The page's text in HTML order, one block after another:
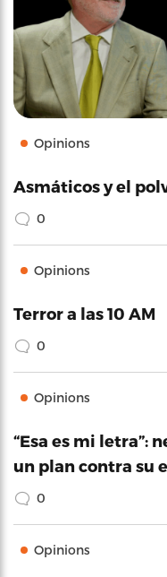
Opinions
Asmáticos y el
0
Opinions
Terror a las 10 AM
0
Opinions
“Esa es mi letra”:
un plan contra su
0
Opinions